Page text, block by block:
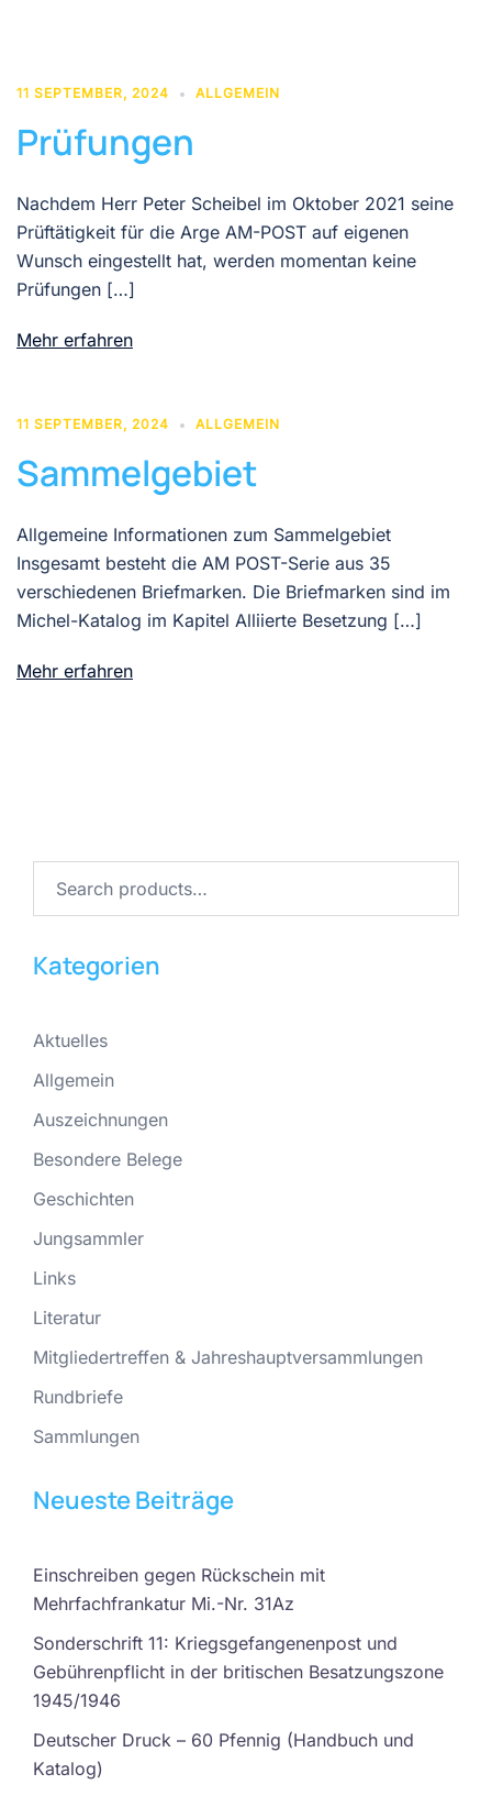
11 SEPTEMBER, 2024 ALLGEMEIN
Prüfungen
Nachdem Herr Peter Scheibel im Oktober 2021 seine
Prüftätigkeit für die Arge AM-POST auf eigenen
Wunsch eingestellt hat, werden momentan keine
Prüfungen […]
Mehr erfahren
11 SEPTEMBER, 2024 ALLGEMEIN
Sammelgebiet
Allgemeine Informationen zum Sammelgebiet
Insgesamt besteht die AM POST-Serie aus 35
verschiedenen Briefmarken. Die Briefmarken sind im
Michel-Katalog im Kapitel Alliierte Besetzung […]
Mehr erfahren
Kategorien
Aktuelles
Allgemein
Auszeichnungen
Besondere Belege
Geschichten
Jungsammler
Links
Literatur
Mitgliedertreffen & Jahreshauptversammlungen
Rundbriefe
Sammlungen
Neueste Beiträge
Einschreiben gegen Rückschein mit
Mehrfachfrankatur Mi.-Nr. 31Az
Sonderschrift 11: Kriegsgefangenenpost und
Gebührenpflicht in der britischen Besatzungszone
1945/1946
Deutscher Druck – 60 Pfennig (Handbuch und
Katalog)